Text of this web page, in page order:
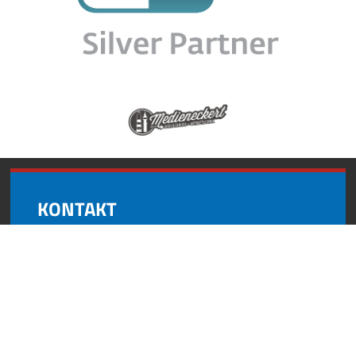
KONTAKT